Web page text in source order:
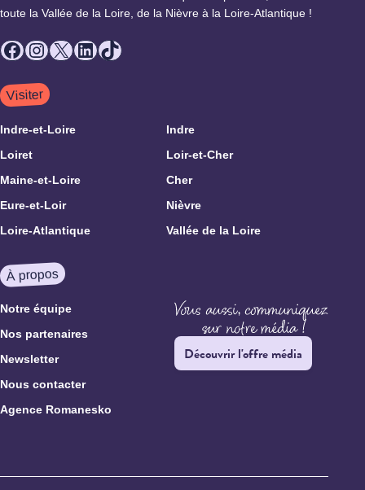
toute la Vallée de la Loire, de la Nièvre à la Loire-Atlantique !
Facebook
Instagram
X LinkedIn
TikTok
Visiter
Indre-et-Loire
Indre
Loiret
Loir-et-Cher
Maine-et-Loire
Cher
Eure-et-Loir
Nièvre
Loire-Atlantique
Vallée de la Loire
À propos
Notre équipe
Nos partenaires
Newsletter
Nous contacter
Agence Romanesko
Découvrir l'offre média